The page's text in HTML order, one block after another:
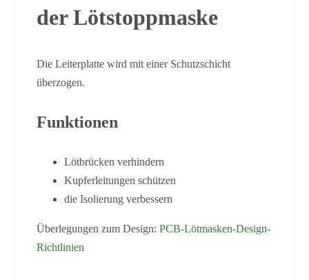
der Lötstoppmaske
Die Leiterplatte wird mit einer Schutzschicht
überzogen.
Funktionen
Lötbrücken verhindern
Kupferleitungen schützen
die Isolierung verbessern
Überlegungen zum Design: PCB-Lötmasken-Design-
Richtlinien